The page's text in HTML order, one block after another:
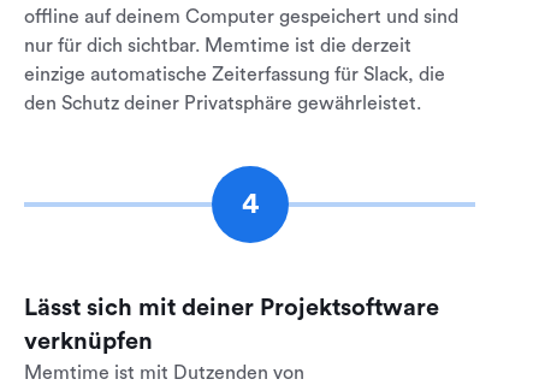
offline auf deinem Computer gespeichert und sind
nur für dich sichtbar. Memtime ist die derzeit
einzige automatische Zeiterfassung für Slack, die
den Schutz deiner Privatsphäre gewährleistet.
4
Lässt sich mit deiner Projektsoftware
verknüpfen
Memtime ist mit Dutzenden von